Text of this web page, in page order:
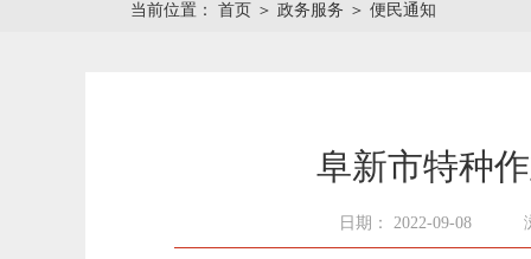
当前位置： 首页 ＞ 政务服务 ＞ 便民通知
阜新市特种
日期： 2022-09-08